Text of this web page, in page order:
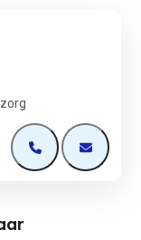
Open deOpen de